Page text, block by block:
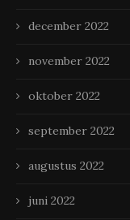
december 2022
november 2022
oktober 2022
september 2022
augustus 2022
juni 2022